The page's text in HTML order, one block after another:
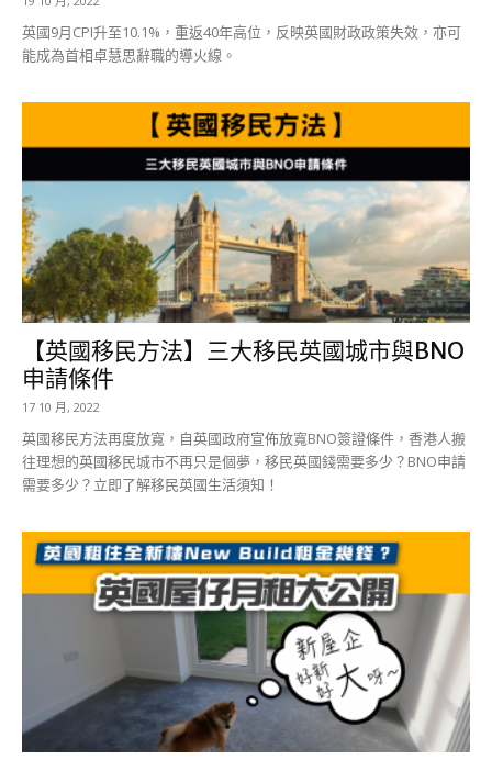
英國9月CPI升至10.1%，重返40年高位，反映英國財政政策失效，亦可
能成為首相卓慧思辭職的導火線。
【英國移民方法】三大移民英國城市與BNO
申請條件
17 10 月, 2022
英國移民方法再度放寬，自英國政府宣佈放寬BNO簽證條件，香港人搬
往理想的英國移民城市不再只是個夢，移民英國錢需要多少？BNO申請
需要多少？立即了解移民英國生活須知！